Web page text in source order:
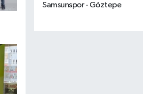
Samsunspor - Göztepe